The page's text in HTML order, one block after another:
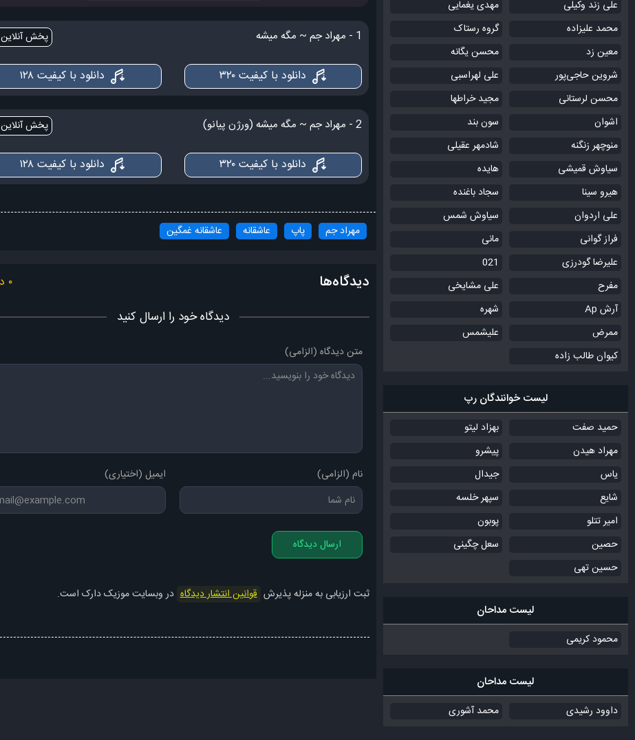
نکنه یادم نیفتی
وقتی پر باشه دورت
آخه مگه میشه چشام از دیدنت سیر شه
کاشه بشه بیاد یه روزی بیایی و نری
1 - مهراد جم ~ مگه میشه پخش آنلاین
دانلود با کیفیت ۳۲۰ دانلود با کیفیت ۱۲۸
2 - مهراد جم ~ مگه میشه (ورژن پیانو) پخش آنلاین
دانلود با کیفیت ۳۲۰ دانلود با کیفیت ۱۲۸
مهراد جم پاپ عاشقانه عاشقانه غمگین
دیدگاه‌ها ۰ دیدگاه
دیدگاه خود را ارسال کنید
متن دیدگاه (الزامی)
نام (الزامی) ایمیل (اختیاری)
ارسال دیدگاه
ثبت ارزیابی به منزله پذیرش قوانین انتشار دیدگاه در وبسایت موزیک دارک است.
علی زند وکیلی
مهدی یغمایی
محمد علیزاده
گروه رستاک
معین زد
محسن یگانه
شروین حاجی‌پور
علی لهراسبی
محسن لرستانی
مجید خراطها
اشوان
سون بند
منوچهر زنگنه
شادمهر عقیلی
سیاوش قمیشی
هایده
هیرو سینا
سجاد باغنده
علی اردوان
سیاوش شمس
فراز گوانی
مانی
علیرضا گودرزی
021
مفرح
علی مشایخی
آرش Ap
شهره
ممرض
علیشمس
کیوان طالب زاده
لیست خوانندگان رپ
حمید صفت
بهزاد لیتو
مهراد هیدن
پیشرو
یاس
جیدال
شایع
سپهر خلسه
امیر تتلو
پوبون
حصین
سعل چگینی
حسین تهی
لیست مداحان
محمود کریمی
لیست مداحان
داوود رشیدی محمد آشوری